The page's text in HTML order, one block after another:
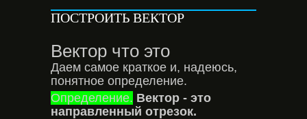
ПОСТРОИТЬ ВЕКТОР
Вектор что это
Даем самое краткое и, надеюсь,
понятное определение.
Определение. Вектор - это
направленный отрезок.